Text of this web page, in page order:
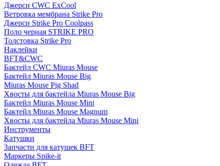
Джерси CWC ExCool
Ветровка мембрана Strike Pro
Джерси Strike Pro Coolpass
Поло черная STRIKE PRO
Толстовка Strike Pro
Наклейки
BFT&CWC
Бактейл CWC Miuras Mouse
Бактейл Miuras Mouse Big
Miuras Mouse Pig Shad
Хвосты для бактейла Miuras Mouse Big
Бактейл Miuras Mouse Mini
Бактейл Miuras Mouse Magnum
Хвосты для бактейла Miuras Mouse Mini
Инструменты
Катушки
Запчасти для катушек BFT
Маркеры Spike-it